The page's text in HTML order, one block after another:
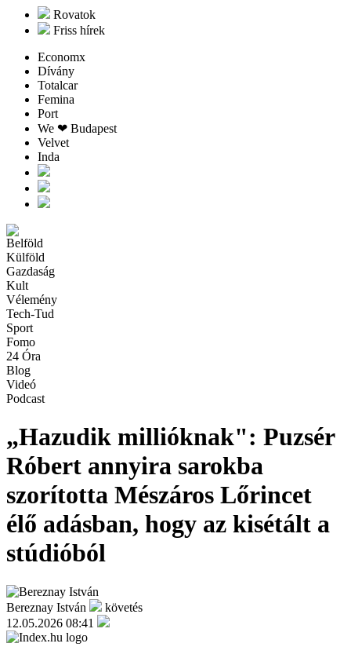
Rovatok
Friss hírek
Economx
Dívány
Totalcar
Femina
Port
We ❤︎ Budapest
Velvet
Inda
Belföld
Külföld
Gazdaság
Kult
Vélemény
Tech-Tud
Sport
Fomo
24 Óra
Blog
Videó
Podcast
„Hazudik millióknak": Puzsér
Róbert annyira sarokba
szorította Mészáros Lőrincet
élő adásban, hogy az kisétált a
stúdióból
Bereznay István
követés
12.05.2026 08:41